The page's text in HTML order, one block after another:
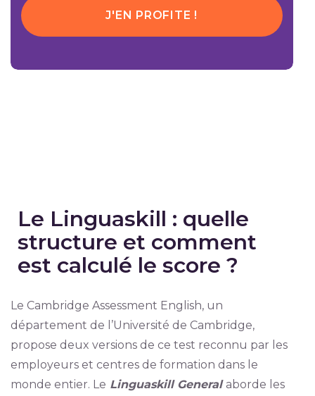
J'EN PROFITE !
Le Linguaskill : quelle
structure et comment
est calculé le score ?
Le Cambridge Assessment English, un
département de l’Université de Cambridge,
propose deux versions de ce test reconnu par les
employeurs et centres de formation dans le
monde entier. Le Linguaskill General aborde les